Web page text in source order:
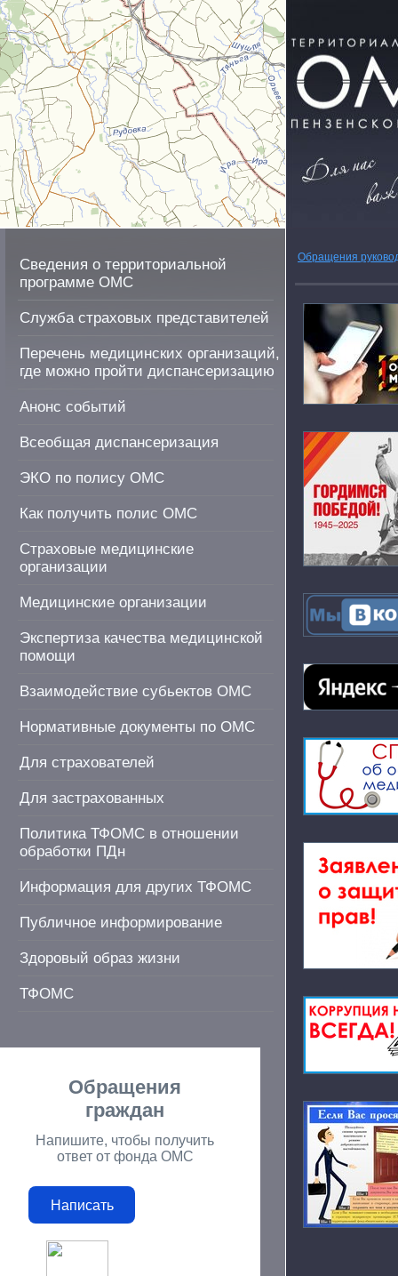
Сведения о территориальной
программе ОМС
Служба страховых представителей
Перечень медицинских организаций,
где можно пройти диспансеризацию
Анонс событий
Всеобщая диспансеризация
ЭКО по полису ОМС
Как получить полис ОМС
Страховые медицинские
организации
Медицинские организации
Экспертиза качества медицинской
помощи
Взаимодействие субьектов ОМС
Нормативные документы по ОМС
Для страхователей
Для застрахованных
Политика ТФОМС в отношении
обработки ПДн
Информация для других ТФОМС
Публичное информирование
Здоровый образ жизни
ТФОМС
Обращения
граждан
Напишите, чтобы получить
ответ от фонда ОМС
Написать
Обращения